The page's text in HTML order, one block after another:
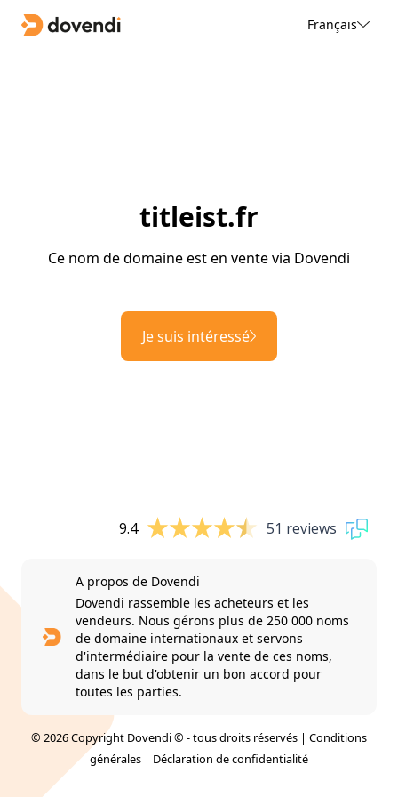
Français
titleist.fr
Ce nom de domaine est en vente via Dovendi
Je suis intéressé
9.4 51 reviews
A propos de Dovendi
Dovendi rassemble les acheteurs et les
vendeurs. Nous gérons plus de 250 000 noms
de domaine internationaux et servons
d'intermédiaire pour la vente de ces noms,
dans le but d'obtenir un bon accord pour
toutes les parties.
© 2026 Copyright Dovendi © - tous droits réservés | Conditions
générales | Déclaration de confidentialité